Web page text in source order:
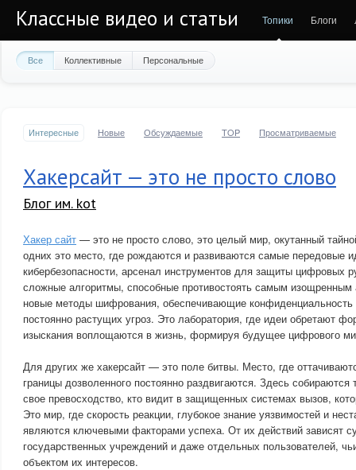
Классные видео и статьи Топики Блоги
Все Коллективные Персональные
Интересные Новые Обсуждаемые TOP Просматриваемые
Хакерсайт — это не просто слово
Блог им. kot
Хакер сайт — это не просто слово, это целый мир, окутанный
одних это место, где рождаются и развиваются самые передовые
кибербезопасности, арсенал инструментов для защиты цифровых
сложные алгоритмы, способные противостоять самым изощренным
новые методы шифрования, обеспечивающие
постоянно растущих угроз. Это лаборатория, где идеи обретают
изыскания воплощаются в жизнь, формируя будущее цифрового
Для других же хакерсайт — это поле битвы. Место, где
границы дозволенного постоянно раздвигаются. Здесь собираются
свое превосходство, кто видит в защищенных системах вызов,
Это мир, где скорость реакции, глубокое знание уязвимостей и
являются ключевыми факторами успеха. От их действий зависят
государственных учреждений и даже отдельных пользователей,
объектом их интересов.